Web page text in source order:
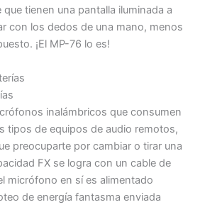
tienen una pantalla iluminada a
con los dedos de una mano, menos
¡El MP-76 lo es!
inalámbricos que consumen
tipos de equipos de audio remotos,
preocuparte por cambiar o tirar una
FX se logra con un cable de
micrófono en sí es alimentado
de energía fantasma enviada